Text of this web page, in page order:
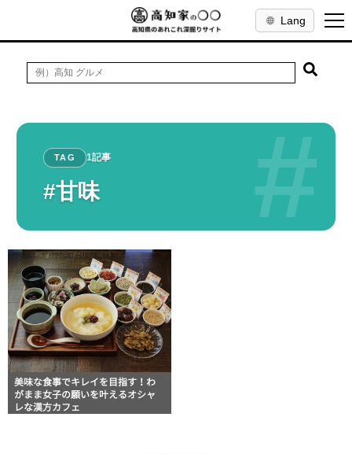
Lang
#
TAG 1記事
#甘味
美味な食事でキレイを目指す！わ
がまま女子の願いを叶えるオシャ
レな漢方カフェ